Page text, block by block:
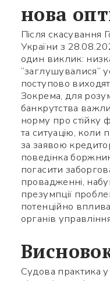
нова
Після скасування
України з
один виклик:
“заглушувалися”
поступово
Зокрема, для
банкрутства
норму про стійку
та ситуацію, коли
за заявою
поведінка
погасити
провадженні,
презумпції
потенційно
органів
Судова практика